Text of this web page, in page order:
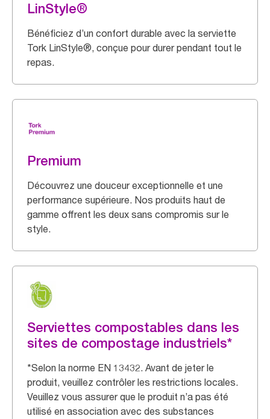
LinStyle®
Bénéficiez d’un confort durable avec la serviette
Tork LinStyle®, conçue pour durer pendant tout le
repas.
Premium
Découvrez une douceur exceptionnelle et une
performance supérieure. Nos produits haut de
gamme offrent les deux sans compromis sur le
style.
Serviettes compostables dans les
sites de compostage industriels*
*Selon la norme EN 13432. Avant de jeter le
produit, veuillez contrôler les restrictions locales.
Veuillez vous assurer que le produit n’a pas été
utilisé en association avec des substances